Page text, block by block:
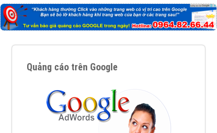
Quảng cáo trên Google